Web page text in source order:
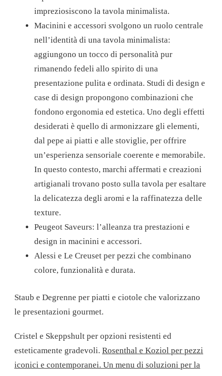
impreziosiscono la tavola minimalista.
Macinini e accessori svolgono un ruolo centrale
nell’identità di una tavola minimalista:
aggiungono un tocco di personalità pur
rimanendo fedeli allo spirito di una
presentazione pulita e ordinata. Studi di design e
case di design propongono combinazioni che
fondono ergonomia ed estetica. Uno degli effetti
desiderati è quello di armonizzare gli elementi,
dal pepe ai piatti e alle stoviglie, per offrire
un’esperienza sensoriale coerente e memorabile.
In questo contesto, marchi affermati e creazioni
artigianali trovano posto sulla tavola per esaltare
la delicatezza degli aromi e la raffinatezza delle
texture.
Peugeot Saveurs: l’alleanza tra prestazioni e
design in macinini e accessori.
Alessi e Le Creuset per pezzi che combinano
colore, funzionalità e durata.
Staub e Degrenne per piatti e ciotole che valorizzano
le presentazioni gourmet.
Cristel e Skeppshult per opzioni resistenti ed
esteticamente gradevoli. Rosenthal e Koziol per pezzi
iconici e contemporanei. Un menu di soluzioni per la